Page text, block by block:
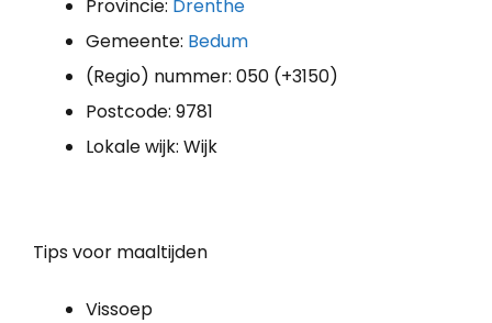
Provincie: Drenthe
Gemeente: Bedum
(Regio) nummer: 050 (+3150)
Postcode: 9781
Lokale wijk: Wijk
Tips voor maaltijden
Vissoep